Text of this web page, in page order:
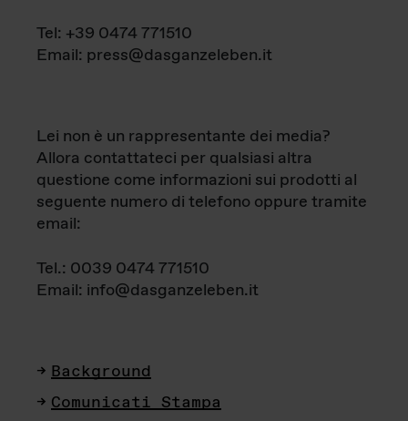
Tel: +39 0474 771510
Email: press@dasganzeleben.it
Lei non è un rappresentante dei media?
Allora contattateci per qualsiasi altra
questione come informazioni sui prodotti al
seguente numero di telefono oppure tramite
email:
Tel.: 0039 0474 771510
Email: info@dasganzeleben.it
Background
Comunicati Stampa